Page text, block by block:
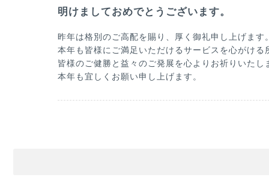
明けましておめでとうございます。
昨年は格別のご高配を賜り、厚く御礼申し上げます
本年も皆様にご満足いただけるサービスを心がける
皆様のご健勝と益々のご発展を心よりお祈りいたし
本年も宜しくお願い申し上げます。